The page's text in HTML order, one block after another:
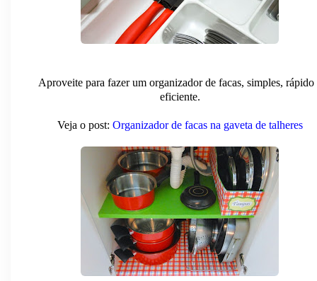
Aproveite para fazer um organizador de facas, simples, rápido
eficiente.
Veja o post: Organizador de facas na gaveta de talheres